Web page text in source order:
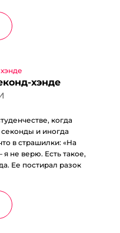
хэнде
когда
и иногда
в страшилки: «На
я не верю. Есть такое,
Ее постирал разок